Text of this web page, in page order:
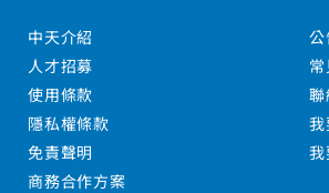
中天介紹
人才招募
使用條款
隱私權條款
免責聲明
商務合作方案
公
常
聯
我
我